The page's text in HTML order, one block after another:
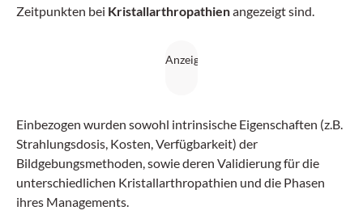
Zeitpunkten bei Kristallarthropathienangezeigt sind.
Einbezogen wurden sowohl intrinsische Eigenschaften (z.B.
Strahlungsdosis, Kosten, Verfügbarkeit) der
Bildgebungsmethoden, sowie deren Validierung für die
unterschiedlichen Kristallarthropathien und die Phasen
ihres Managements.